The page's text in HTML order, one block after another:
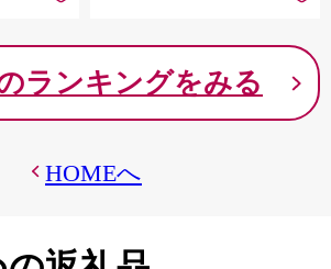
ランキングをみる
HOMEへ